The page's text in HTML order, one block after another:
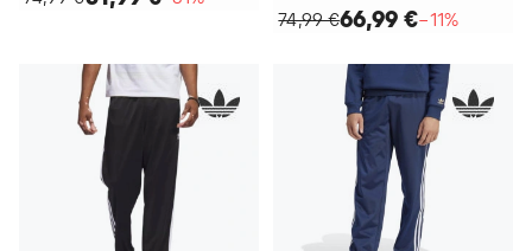
74,99 €66,99 €−11%